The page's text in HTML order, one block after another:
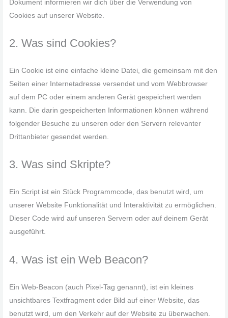
Dokument informieren wir dich über die Verwendung von
Cookies auf unserer Website.
2. Was sind Cookies?
Ein Cookie ist eine einfache kleine Datei, die gemeinsam mit den
Seiten einer Internetadresse versendet und vom Webbrowser
auf dem PC oder einem anderen Gerät gespeichert werden
kann. Die darin gespeicherten Informationen können während
folgender Besuche zu unseren oder den Servern relevanter
Drittanbieter gesendet werden.
3. Was sind Skripte?
Ein Script ist ein Stück Programmcode, das benutzt wird, um
unserer Website Funktionalität und Interaktivität zu ermöglichen.
Dieser Code wird auf unseren Servern oder auf deinem Gerät
ausgeführt.
4. Was ist ein Web Beacon?
Ein Web-Beacon (auch Pixel-Tag genannt), ist ein kleines
unsichtbares Textfragment oder Bild auf einer Website, das
benutzt wird, um den Verkehr auf der Website zu überwachen.